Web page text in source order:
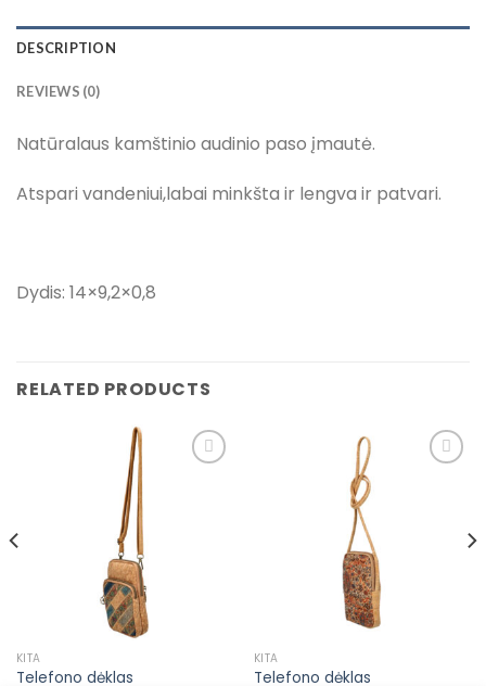
DESCRIPTION
REVIEWS (0)
Natūralaus kamštinio audinio paso įmautė.
Atspari vandeniui,labai minkšta ir lengva ir patvari.
Dydis: 14×9,2×0,8
RELATED PRODUCTS
pageidavimų
KITA
Telefono dėklas
KITA
Telefono dėklas